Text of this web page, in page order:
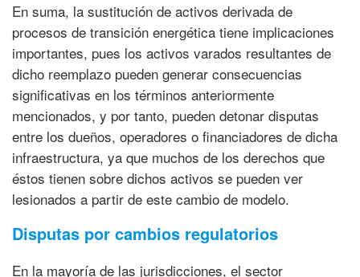
En suma, la sustitución de activos derivada de
procesos de transición energética tiene implicaciones
importantes, pues los activos varados resultantes de
dicho reemplazo pueden generar consecuencias
significativas en los términos anteriormente
mencionados, y por tanto, pueden detonar disputas
entre los dueños, operadores o financiadores de dicha
infraestructura, ya que muchos de los derechos que
éstos tienen sobre dichos activos se pueden ver
lesionados a partir de este cambio de modelo.
Disputas por cambios regulatorios
En la mayoría de las jurisdicciones, el sector